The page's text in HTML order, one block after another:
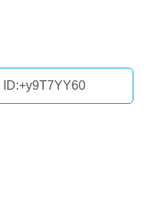
ID:+y9T7YY60